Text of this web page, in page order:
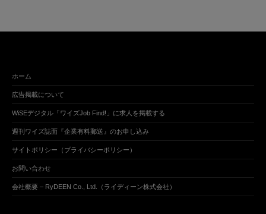
ホーム
広告掲載について
WiSEデジタル「ワイズJob Find!」に求人を掲載する
週刊ワイズ誌面『企業有料郵送』のお申し込み
サイトポリシー（プライバシーポリシー）
お問い合わせ
会社概要 – RyDEEN Co., Ltd.（ライディーン株式会社）